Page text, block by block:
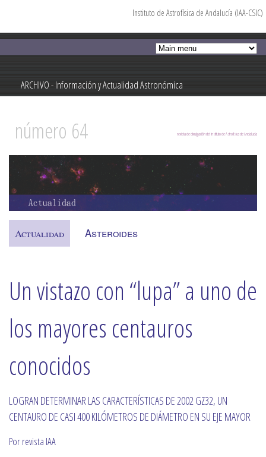
contenido
ARCHIVO - Información y Actualidad Astronómica
Información y Actualidad Astronómica
Instituto de Astrofísica de Andalucía (IAA-CSIC)
revista de divulgación del Instituto de Astrofísica de Andalucía
número 64
Actualidad Asteroides
Un vistazo con “lupa” a uno de
los mayores centauros
conocidos
LOGRAN DETERMINAR LAS CARACTERÍSTICAS DE 2002 GZ32, UN
CENTAURO DE CASI 400 KILÓMETROS DE DIÁMETRO EN SU EJE MAYOR
Por revista IAA